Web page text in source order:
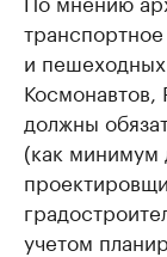
и
должны
(как минимум
учетом